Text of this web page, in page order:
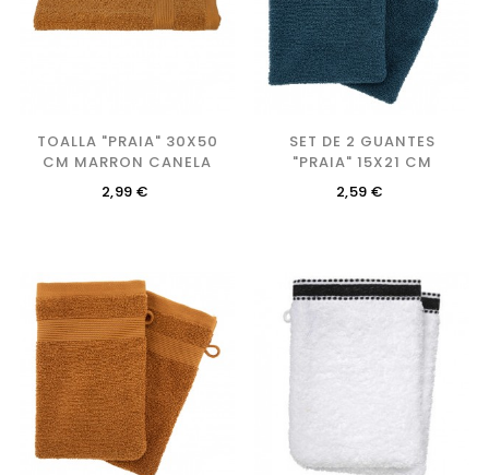
TOALLA "PRAIA" 30X50
CM MARRON CANELA
Precio
2,99 €
SET DE 2 GUANTES
"PRAIA" 15X21 CM
Precio
2,59 €